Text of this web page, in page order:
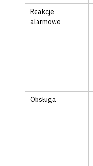
Reakcje
alarmowe
Obsługa